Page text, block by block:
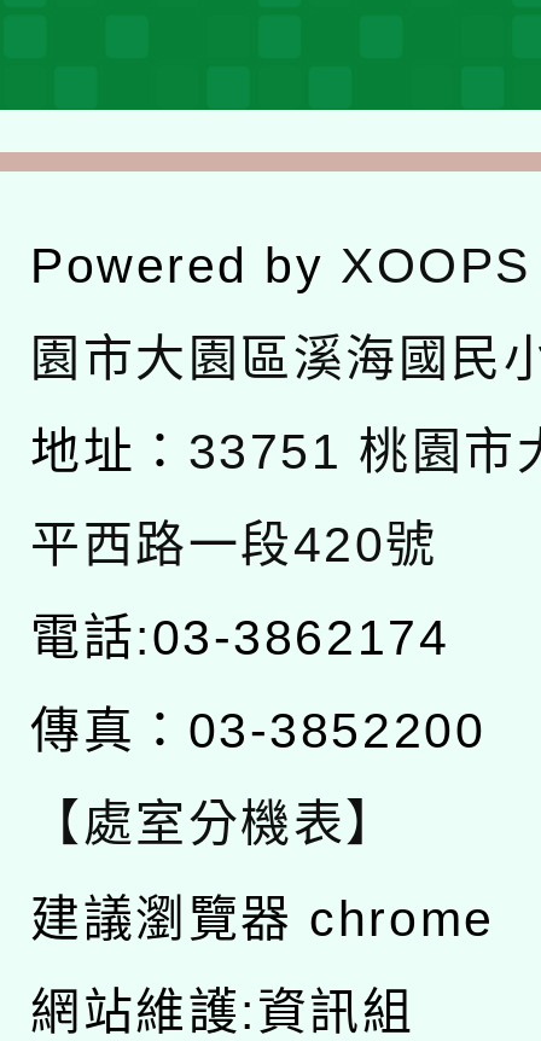
Powered by XOOPS
園市大園區溪海國民
地址： 33751 桃園市
平西路一段420號
電話:03-3862174
傳真：03-3852200
【處室分機表】
建議瀏覽器 chrome
網站維護:資訊組